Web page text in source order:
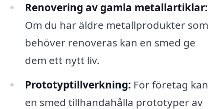
Renovering av gamla metallartiklar:
Om du har äldre metallprodukter som
behöver renoveras kan en smed ge
dem ett nytt liv.
Prototyptillverkning: För företag kan
en smed tillhandahålla prototyper av